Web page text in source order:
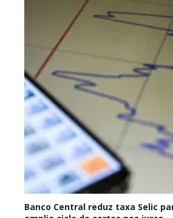
Banco Central reduz taxa Selic